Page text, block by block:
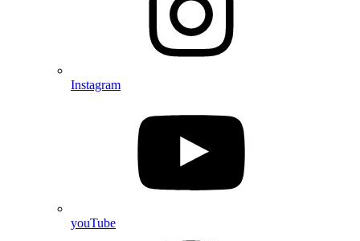
Instagram
youTube